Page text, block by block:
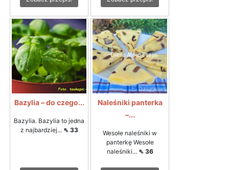
Bazylia – do czego...
Bazylia. Bazylia to jedna
z najbardziej... ⇖ 33
Naleśniki panterka
–...
Wesołe naleśniki w
panterkę Wesołe
naleśniki... ⇖ 36